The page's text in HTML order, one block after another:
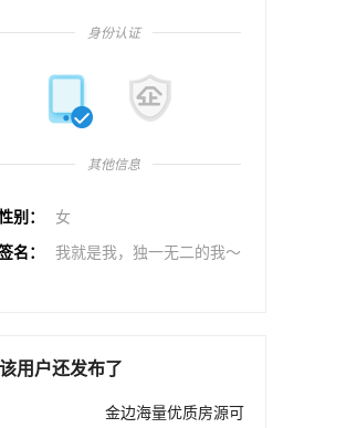
身份认证
其他信息
别： 女
名： 我就是我，独一无二的我～
该用户还发布了
金边海量优质房源可